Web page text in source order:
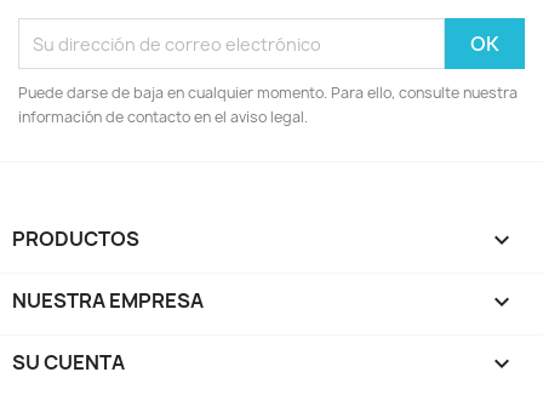
Puede darse de baja en cualquier momento. Para ello, consulte nuestra
información de contacto en el aviso legal.
PRODUCTOS 
NUESTRA EMPRESA 
SU CUENTA 